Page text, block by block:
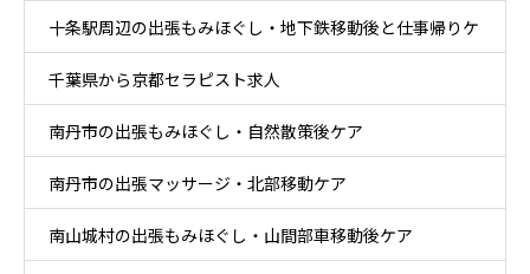
十条駅周辺の出張もみほぐし・地下鉄移動後と仕事帰りケ
ア
千葉県から京都セラピスト求人
南丹市の出張もみほぐし・自然散策後ケア
南丹市の出張マッサージ・北部移動ケア
南山城村の出張もみほぐし・山間部車移動後ケア